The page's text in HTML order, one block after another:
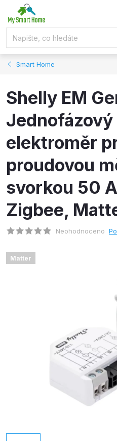
Smart Home
Shelly EM
elektroměr
proudovou
svorkou 50
Zigbee,
Neohodnoceno
Matter